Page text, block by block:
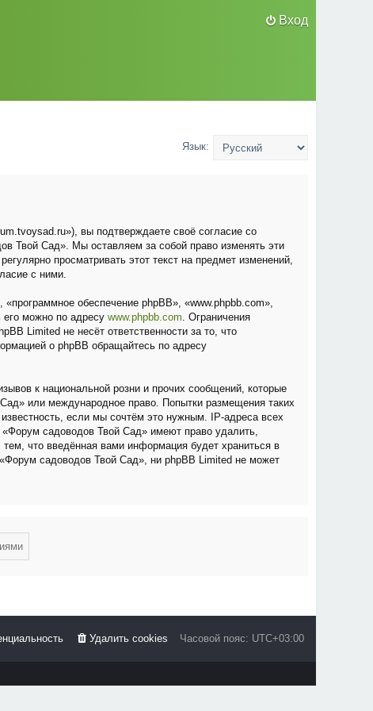
Вход
Язык:
вы подтверждаете своё согласие со
Твой Сад». Мы оставляем за собой право изменять эти
просматривать этот текст на предмет изменений,
с ними.
обеспечение phpBB», «www.phpbb.com»,
можно по адресу www.phpbb.com. Ограничения
Limited не несёт ответственности за то, что
о phpBB обращайтесь по адресу
к национальной розни и прочих сообщений, которые
или международное право. Попытки размещения таких
если мы сочтём это нужным. IP-адреса всех
садоводов Твой Сад» имеют право удалить,
что введённая вами информация будет храниться в
садоводов Твой Сад», ни phpBB Limited не может
Часовой пояс: UTC+03:00
Удалить cookies